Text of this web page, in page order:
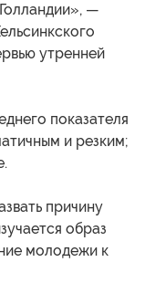
—
утренней
показателя
и резким;
причину
образ
молодежи к